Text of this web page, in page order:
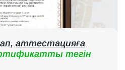
аттестацияға
тегін